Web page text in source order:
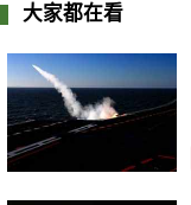
大家都在看